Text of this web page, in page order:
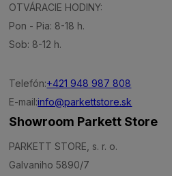
OTVÁRACIE HODINY:
Pon - Pia: 8-18 h.
Sob: 8-12 h.
Telefón:+421 948 987 808
E-mail:info@parkettstore.sk
Showroom Parkett Store
PARKETT STORE, s. r. o.
Galvaniho 5890/7